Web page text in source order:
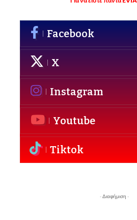
Facebook
X
Instagram
Youtube
Tiktok
- Διαφήμιση -